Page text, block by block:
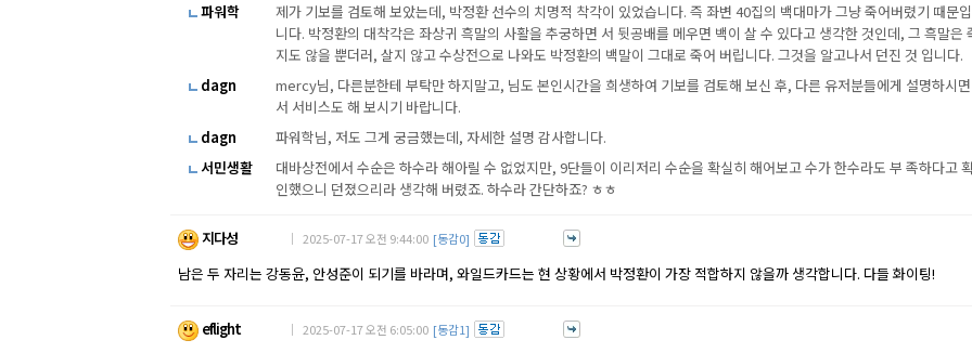
파워학
제가 기보를 검토해 보았는데, 박정환 선수의 치명적 착각이 있었습니다. 즉 좌변 40집의 백대마가 그냥 죽어버렸기 때문입
니다. 박정환의 대착각은 좌상귀 흑말의 사활을 추궁하면 서 뒷공배를 메우면 백이 살 수 있다고 생각한 것인데, 그 흑말은
지도 않을 뿐더러, 살지 않고 수상전으로 나와도 박정환의 백말이 그대로 죽어 버립니다. 그것을 알고나서 던진 것 입니다.
dagn
mercy님, 다른분한테 부탁만 하지말고, 님도 본인시간을 희생하여 기보를 검토해 보신 후, 다른 유저분들에게 설명하시면
서 서비스도 해 보시기 바랍니다.
dagn
파워학님, 저도 그게 궁금했는데, 자세한 설명 감사합니다.
서민생활
대바상전에서 수순은 하수라 해아릴 수 없었지만, 9단들이 이리저리 수순을 확실히 해어보고 수가 한수라도 부 족하다고
인했으니 던졌으리라 생각해 버렸죠. 하수라 간단하죠? ㅎㅎ
지다성 ｜ 2025-07-17 오전 9:44:00 [동감0]
남은 두 자리는 강동윤, 안성준이 되기를 바라며, 와일드카드는 현 상황에서 박정환이 가장 적합하지 않을까 생각합니다. 다들 화이팅!
eflight ｜ 2025-07-17 오전 6:05:00 [동감1]